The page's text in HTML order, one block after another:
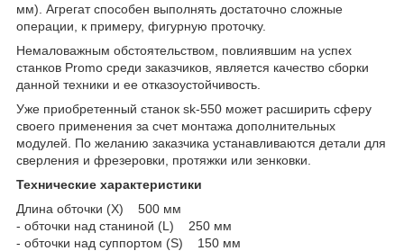
мм). Агрегат способен выполнять достаточно сложные
операции, к примеру, фигурную проточку.
Немаловажным обстоятельством, повлиявшим на успех
станков Promo среди заказчиков, является качество сборки
данной техники и ее отказоустойчивость.
Уже приобретенный станок sk-550 может расширить сферу
своего применения за счет монтажа дополнительных
модулей. По желанию заказчика устанавливаются детали для
сверления и фрезеровки, протяжки или зенковки.
Технические характеристики
Длина обточки (X) 500 мм
- обточки над станиной (L) 250 мм
- обточки над суппортом (S) 150 мм